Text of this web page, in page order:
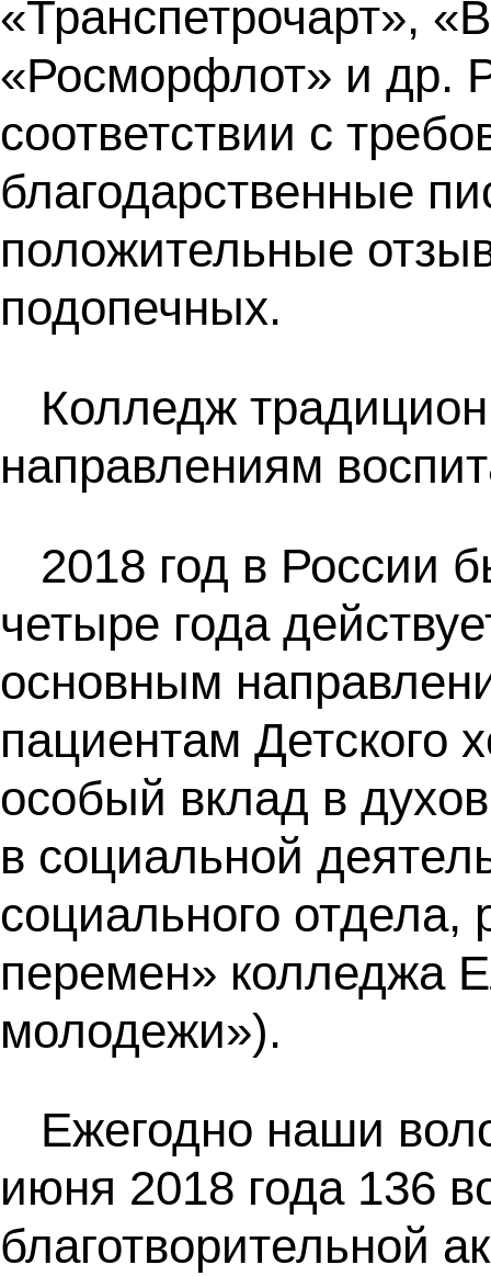
«Транспетрочарт»,
«Росморфлот» и др.
соответствии с
благодарственные
положительные
подопечных.
Колледж
направлениям
2018 год в России
четыре года
основным
пациентам Детского
особый вклад в
в социальной
социального отдела,
перемен» колледжа
молодежи»).
Ежегодно наши
июня 2018 года 136
благотворительной